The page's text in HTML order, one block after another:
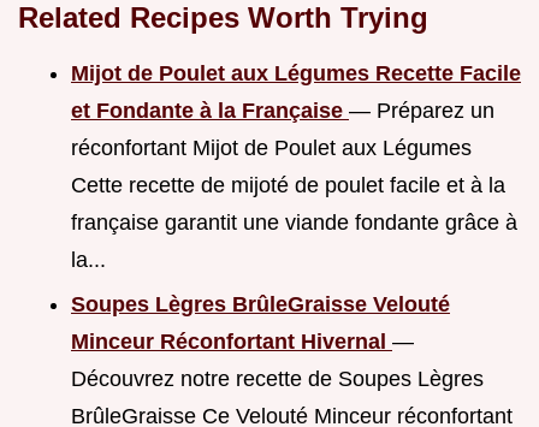
Related Recipes Worth Trying
Mijot de Poulet aux Légumes Recette Facile
et Fondante à la Française — Préparez un
réconfortant Mijot de Poulet aux Légumes
Cette recette de mijoté de poulet facile et à la
française garantit une viande fondante grâce à
la...
Soupes Lègres BrûleGraisse Velouté
Minceur Réconfortant Hivernal —
Découvrez notre recette de Soupes Lègres
BrûleGraisse Ce Velouté Minceur réconfortant